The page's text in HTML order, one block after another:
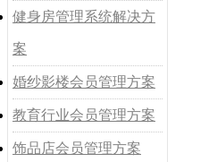
健身房管理系统解决方
案
婚纱影楼会员管理方案
教育行业会员管理方案
饰品店会员管理方案